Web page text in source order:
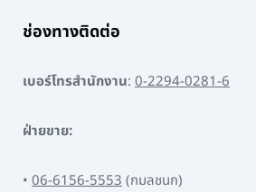
ช่องทางติดต่อ
เบอร์โทรสำนักงาน: 0-2294-0281-6
ฝ่ายขาย:
• 06-6156-5553 (กมลชนก)